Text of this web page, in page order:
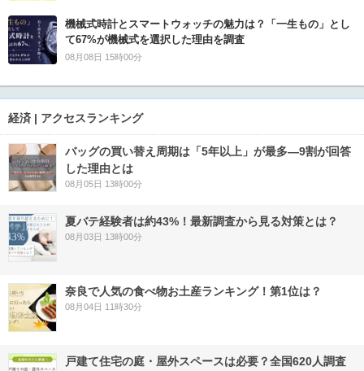
機械式時計とスマートウォッチの魅力は？「一生もの」とし
て67%が機械式を選択した理由を調査
08月08日 15時00分
経済 | アクセスランキング
バッグの買い替え周期は「5年以上」が最多―9割が回答
した理由とは
08月05日 13時00分
夏バテ経験者は約43%！最新調査から見る対策とは？
08月03日 13時00分
奈良で人気の食べ物お土産ランキング！第1位は？
08月04日 11時30分
戸建て住宅の庭・屋外スペースは必要？全国620人調査